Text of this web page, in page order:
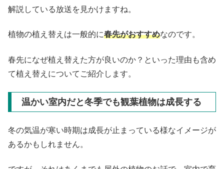
解説している放送を見かけますね。
植物の植え替えは一般的に春先がおすすめなのです。
春先になぜ植え替えた方が良いのか？といった理由も含め
て植え替えについてご紹介します。
温かい室内だと冬季でも観葉植物は成長する
冬の気温が寒い時期は成長が止まっている様なイメージが
あるかもしれません。